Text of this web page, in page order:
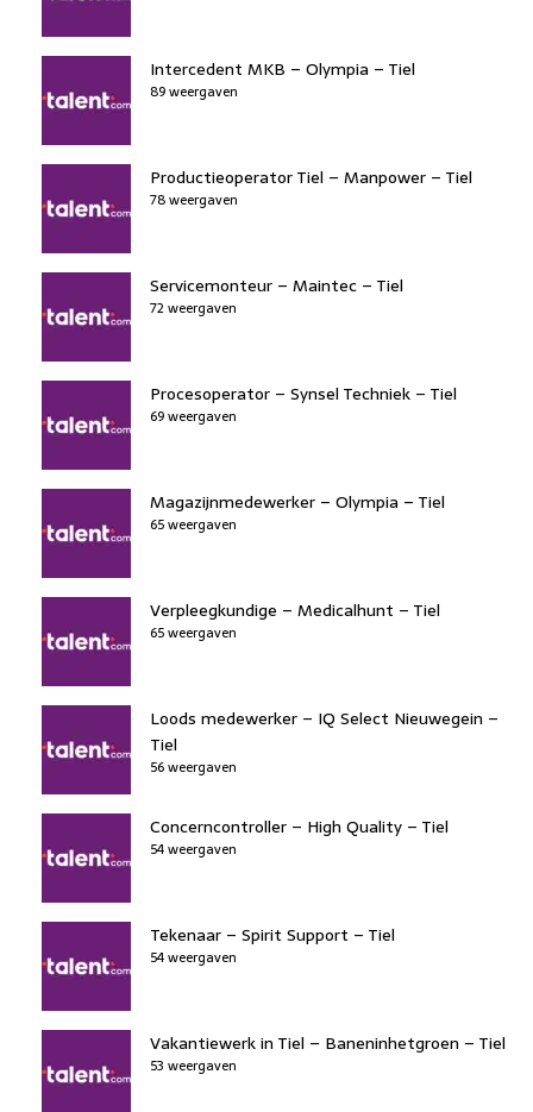
Intercedent MKB – Olympia – Tiel
89 weergaven
Productieoperator Tiel – Manpower – Tiel
78 weergaven
Servicemonteur – Maintec – Tiel
72 weergaven
Procesoperator – Synsel Techniek – Tiel
69 weergaven
Magazijnmedewerker – Olympia – Tiel
65 weergaven
Verpleegkundige – Medicalhunt – Tiel
65 weergaven
Loods medewerker – IQ Select Nieuwegein –
Tiel
56 weergaven
Concerncontroller – High Quality – Tiel
54 weergaven
Tekenaar – Spirit Support – Tiel
54 weergaven
Vakantiewerk in Tiel – Baneninhetgroen – Tiel
53 weergaven